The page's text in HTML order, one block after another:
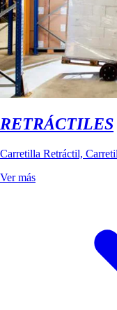
RETRÁCTILES
Carretilla Retráctil,
Ver más